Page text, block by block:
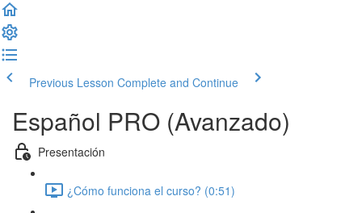
Previous Lesson Complete and Continue
Español PRO (Avanzado)
Presentación
¿Cómo funciona el curso? (0:51)